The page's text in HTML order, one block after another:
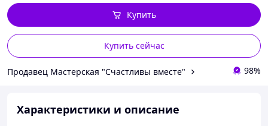
Купить сейчас
Купить
Продавец Мастерская "Счастливы вместе" 98%
Характеристики и описание